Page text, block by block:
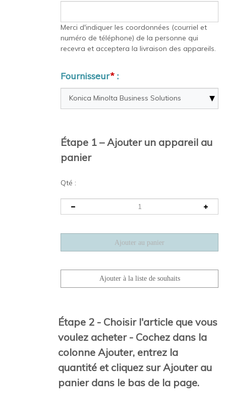
Merci d'indiquer les coordonnées (courriel et
numéro de téléphone) de la personne qui
recevra et acceptera la livraison des appareils.
Fournisseur* :
Étape 1 – Ajouter un appareil au
panier
Qté :
Étape 2 - Choisir l'article que vous
voulez acheter - Cochez dans la
colonne Ajouter, entrez la
quantité et cliquez sur Ajouter au
panier dans le bas de la page.